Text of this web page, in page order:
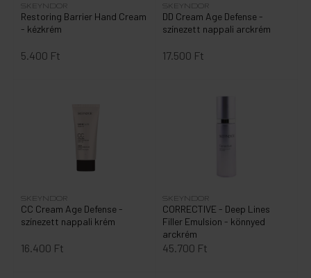
Restoring Barrier Hand Cream
- kézkrém
SKEYNDOR
5.400 Ft
DD Cream Age Defense -
színezett nappali arckrém
SKEYNDOR
17.500 Ft
CC Cream Age Defense -
színezett nappali krém
SKEYNDOR
16.400 Ft
CORRECTIVE - Deep Lines
Filler Emulsion - könnyed
arckrém
SKEYNDOR
45.700 Ft